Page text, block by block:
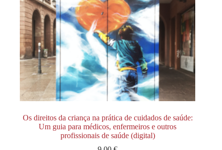
Os direitos da criança na prática de cuidados de saúde:
Um guia para médicos, enfermeiros e outros
profissionais de saúde (digital)